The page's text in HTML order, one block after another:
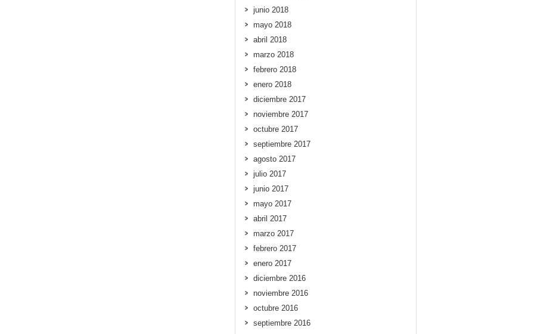
junio 2018
mayo 2018
abril 2018
marzo 2018
febrero 2018
enero 2018
diciembre 2017
noviembre 2017
octubre 2017
septiembre 2017
agosto 2017
julio 2017
junio 2017
mayo 2017
abril 2017
marzo 2017
febrero 2017
enero 2017
diciembre 2016
noviembre 2016
octubre 2016
septiembre 2016